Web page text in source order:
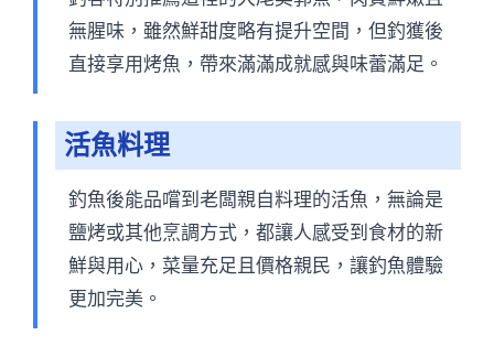
無腥味，雖然鮮甜度略有提升空間，但釣獲後
直接享用烤魚，帶來滿滿成就感與味蕾滿足。
活魚料理
釣魚後能品嚐到老闆親自料理的活魚，無論是
鹽烤或其他烹調方式，都讓人感受到食材的新
鮮與用心，菜量充足且價格親民，讓釣魚體驗
更加完美。